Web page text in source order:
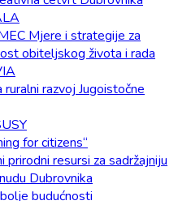
Mjere i strategije za
obiteljskog života i rada
razvoj Jugoistočne
for citizens“
prirodni resursi za sadržajniju
Dubrovnika
budućnosti